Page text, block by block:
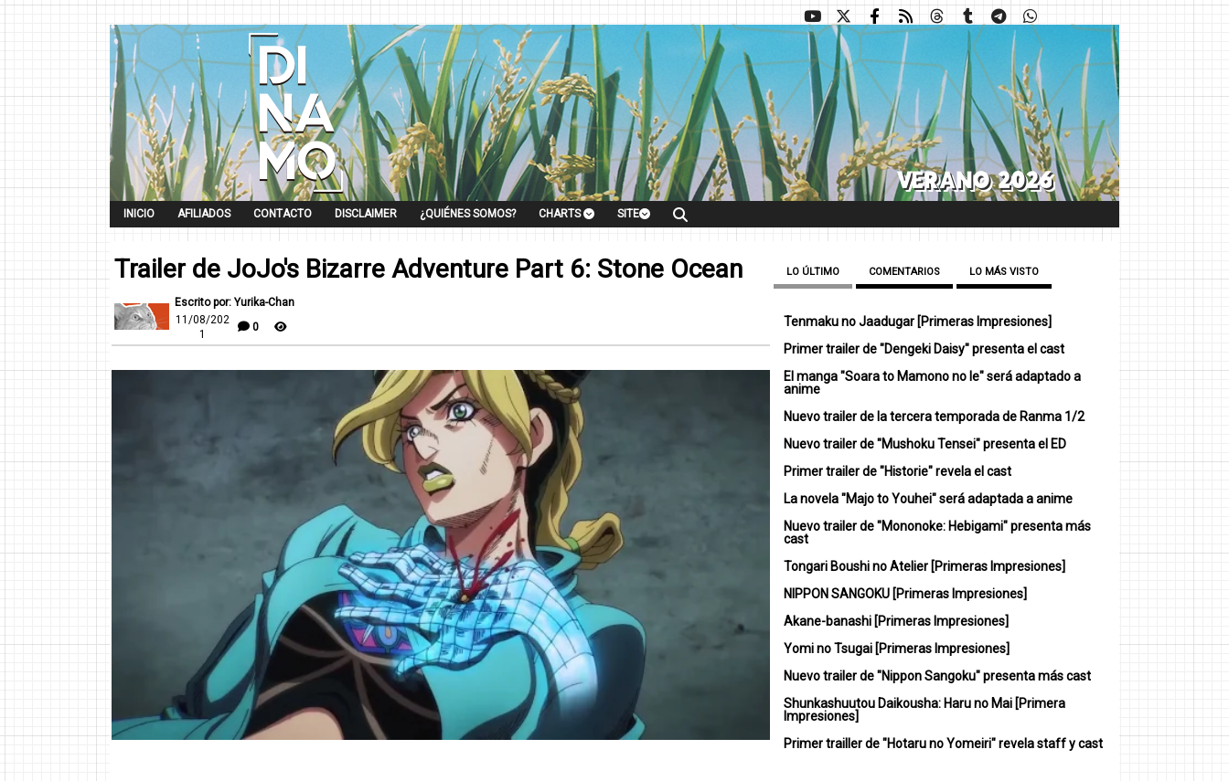
INICIO AFILIADOS CONTACTO DISCLAIMER ¿QUIÉNES SOMOS? CHARTS SITE
Trailer de JoJo's Bizarre Adventure Part 6: Stone Ocean
Escrito por: Yurika-Chan
11/08/202
1
0
LO ÚLTIMO COMENTARIOS LO MÁS VISTO
Tenmaku no Jaadugar [Primeras Impresiones]
Primer trailer de "Dengeki Daisy" presenta el cast
El manga "Soara to Mamono no Ie" será adaptado a
anime
Nuevo trailer de la tercera temporada de Ranma 1/2
Nuevo trailer de "Mushoku Tensei" presenta el ED
Primer trailer de "Historie" revela el cast
La novela "Majo to Youhei" será adaptada a anime
Nuevo trailer de "Mononoke: Hebigami" presenta más
cast
Tongari Boushi no Atelier [Primeras Impresiones]
NIPPON SANGOKU [Primeras Impresiones]
Akane-banashi [Primeras Impresiones]
Yomi no Tsugai [Primeras Impresiones]
Nuevo trailer de "Nippon Sangoku" presenta más cast
Shunkashuutou Daikousha: Haru no Mai [Primera
Impresiones]
Primer trailler de "Hotaru no Yomeiri" revela staff y cast